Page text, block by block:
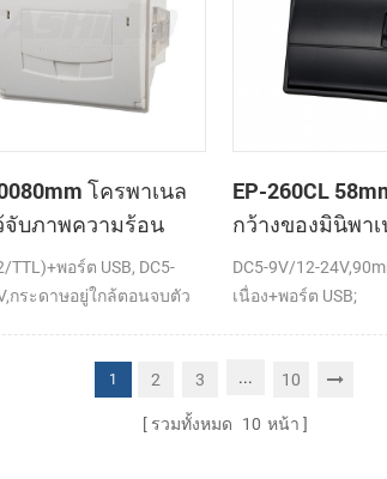
โครพาเนล
จับภาพความร้อน
เมานท์ใบเสร็จของ
พิมพ์
TTL)+พอร์ต USB, DC5-
กระดาษอยู่ใกล้ตอนจบตัว
EP-260CL
กว้างของมินิพาเ
จับภาพความร้อน
นท์กับเครื่องพิม
DC5-9V/12-
เนื่อง+พอร์ต USB;
1 2 3 ... 10
รวมทั้งหมด 10 หน้า